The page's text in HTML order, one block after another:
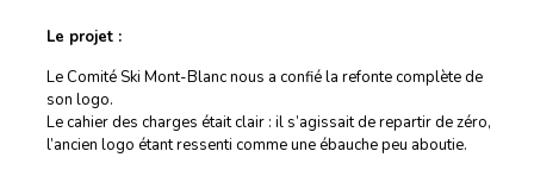
Le projet :
Le Comité Ski Mont-Blanc nous a confié la refonte complète de
son logo.
Le cahier des charges était clair : il s’agissait de repartir de zéro,
l’ancien logo étant ressenti comme une ébauche peu aboutie.